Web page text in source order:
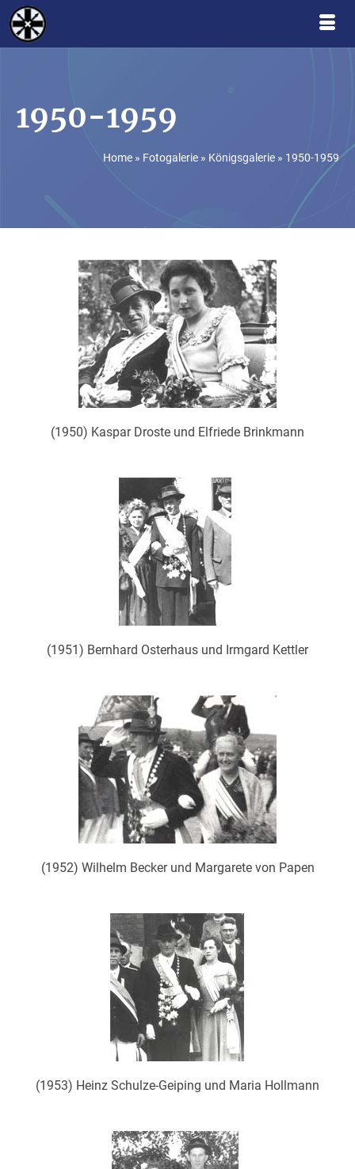
1950-1959
Home » Fotogalerie » Königsgalerie » 1950-1959
(1950) Kaspar Droste und Elfriede Brinkmann
(1951) Bernhard Osterhaus und Irmgard Kettler
(1952) Wilhelm Becker und Margarete von Papen
(1953) Heinz Schulze-Geiping und Maria Hollmann